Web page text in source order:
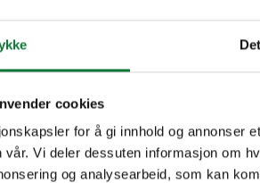
cookies
for å gi innhold og annonser
Vi deler dessuten informasjon om
og analysearbeid, som kan